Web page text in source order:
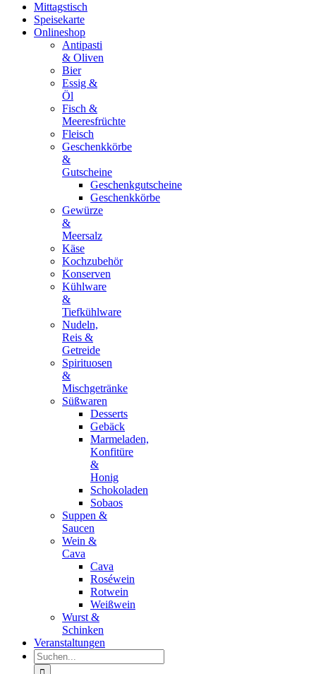
Mittagstisch
Speisekarte
Onlineshop
Antipasti
& Oliven
Bier
Essig &
Öl
Fisch &
Meeresfrüchte
Fleisch
Geschenkkörbe
&
Gutscheine
Geschenkgutscheine
Geschenkkörbe
Gewürze
&
Meersalz
Käse
Kochzubehör
Konserven
Kühlware
&
Tiefkühlware
Nudeln,
Reis &
Getreide
Spirituosen
&
Mischgetränke
Süßwaren
Desserts
Gebäck
Marmeladen,
Konfitüre
&
Honig
Schokoladen
Sobaos
Suppen &
Saucen
Wein &
Cava
Cava
Roséwein
Rotwein
Weißwein
Wurst &
Schinken
Veranstaltungen
Suche
nach: